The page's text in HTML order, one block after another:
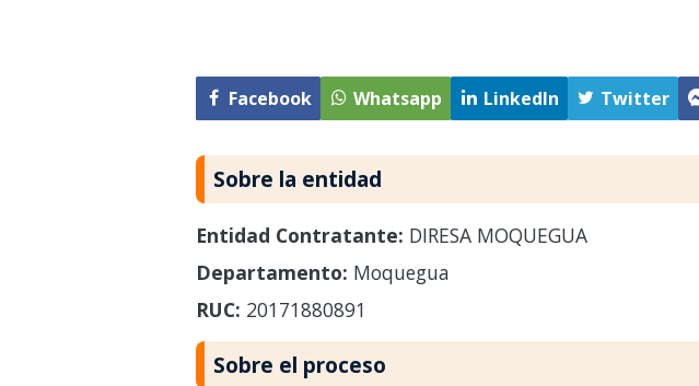
Facebook Whatsapp LinkedIn Twitter
Sobre la entidad
Entidad Contratante: DIRESA MOQUEGUA
Departamento: Moquegua
RUC: 20171880891
Sobre el proceso